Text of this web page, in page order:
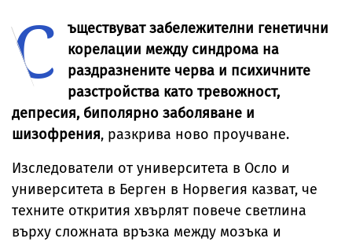
юбилея ѝ
С
ъществуват забележителни генетични
корелации между синдрома на
раздразнените черва и психичните
разстройства като тревожност,
депресия, биполярно заболяване и
шизофрения, разкрива ново проучване.
Изследователи от университета в Осло и
университета в Берген в Норвегия казват, че
техните открития хвърлят повече светлина
върху сложната връзка между мозъка и